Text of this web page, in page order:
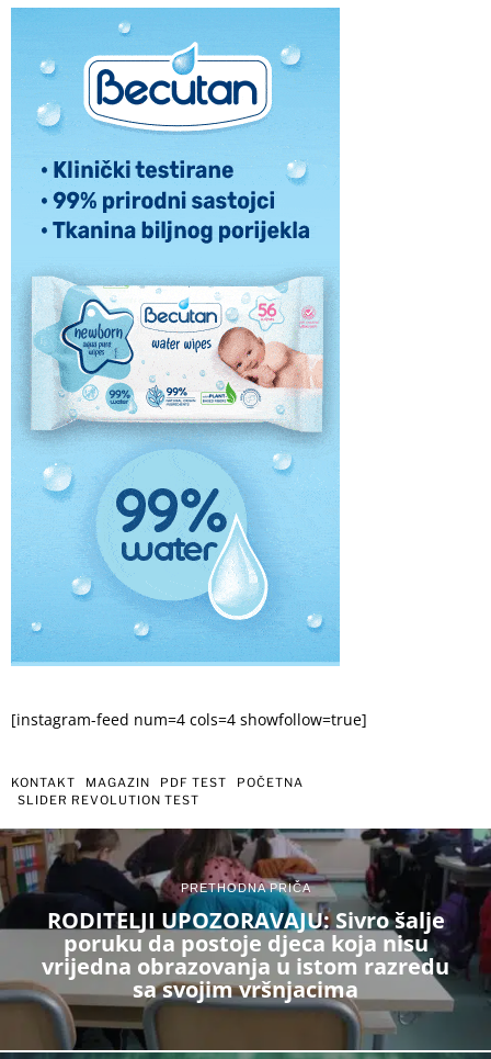
[instagram-feed num=4 cols=4 showfollow=true]
KONTAKT MAGAZIN PDF TEST
POČETNA
SLIDER REVOLUTION TEST
PRETHODNA PRIČA
RODITELJI UPOZORAVAJU: Sivro šalje
poruku da postoje djeca koja nisu
vrijedna obrazovanja u istom razredu
sa svojim vršnjacima